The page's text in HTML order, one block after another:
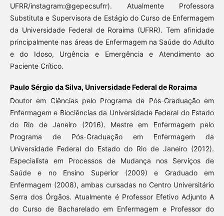
UFRR/instagram:@gepecsufrr). Atualmente Professora
Substituta e Supervisora de Estágio do Curso de Enfermagem
da Universidade Federal de Roraima (UFRR). Tem afinidade
principalmente nas áreas de Enfermagem na Saúde do Adulto
e do Idoso, Urgência e Emergência e Atendimento ao
Paciente Crítico.
Paulo Sérgio da Silva, Universidade Federal de Roraima
Doutor em Ciências pelo Programa de Pós-Graduação em
Enfermagem e Biociências da Universidade Federal do Estado
do Rio de Janeiro (2016). Mestre em Enfermagem pelo
Programa de Pós-Graduação em Enfermagem da
Universidade Federal do Estado do Rio de Janeiro (2012).
Especialista em Processos de Mudança nos Serviços de
Saúde e no Ensino Superior (2009) e Graduado em
Enfermagem (2008), ambas cursadas no Centro Universitário
Serra dos Órgãos. Atualmente é Professor Efetivo Adjunto A
do Curso de Bacharelado em Enfermagem e Professor do